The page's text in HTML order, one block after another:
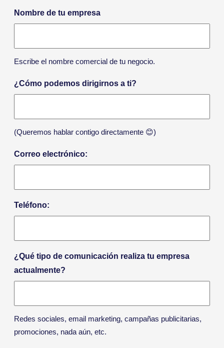
Nombre de tu empresa
Escribe el nombre comercial de tu negocio.
¿Cómo podemos dirigirnos a ti?
(Queremos hablar contigo directamente 😊)
Correo electrónico:
Teléfono:
¿Qué tipo de comunicación realiza tu empresa
actualmente?
Redes sociales, email marketing, campañas publicitarias,
promociones, nada aún, etc.